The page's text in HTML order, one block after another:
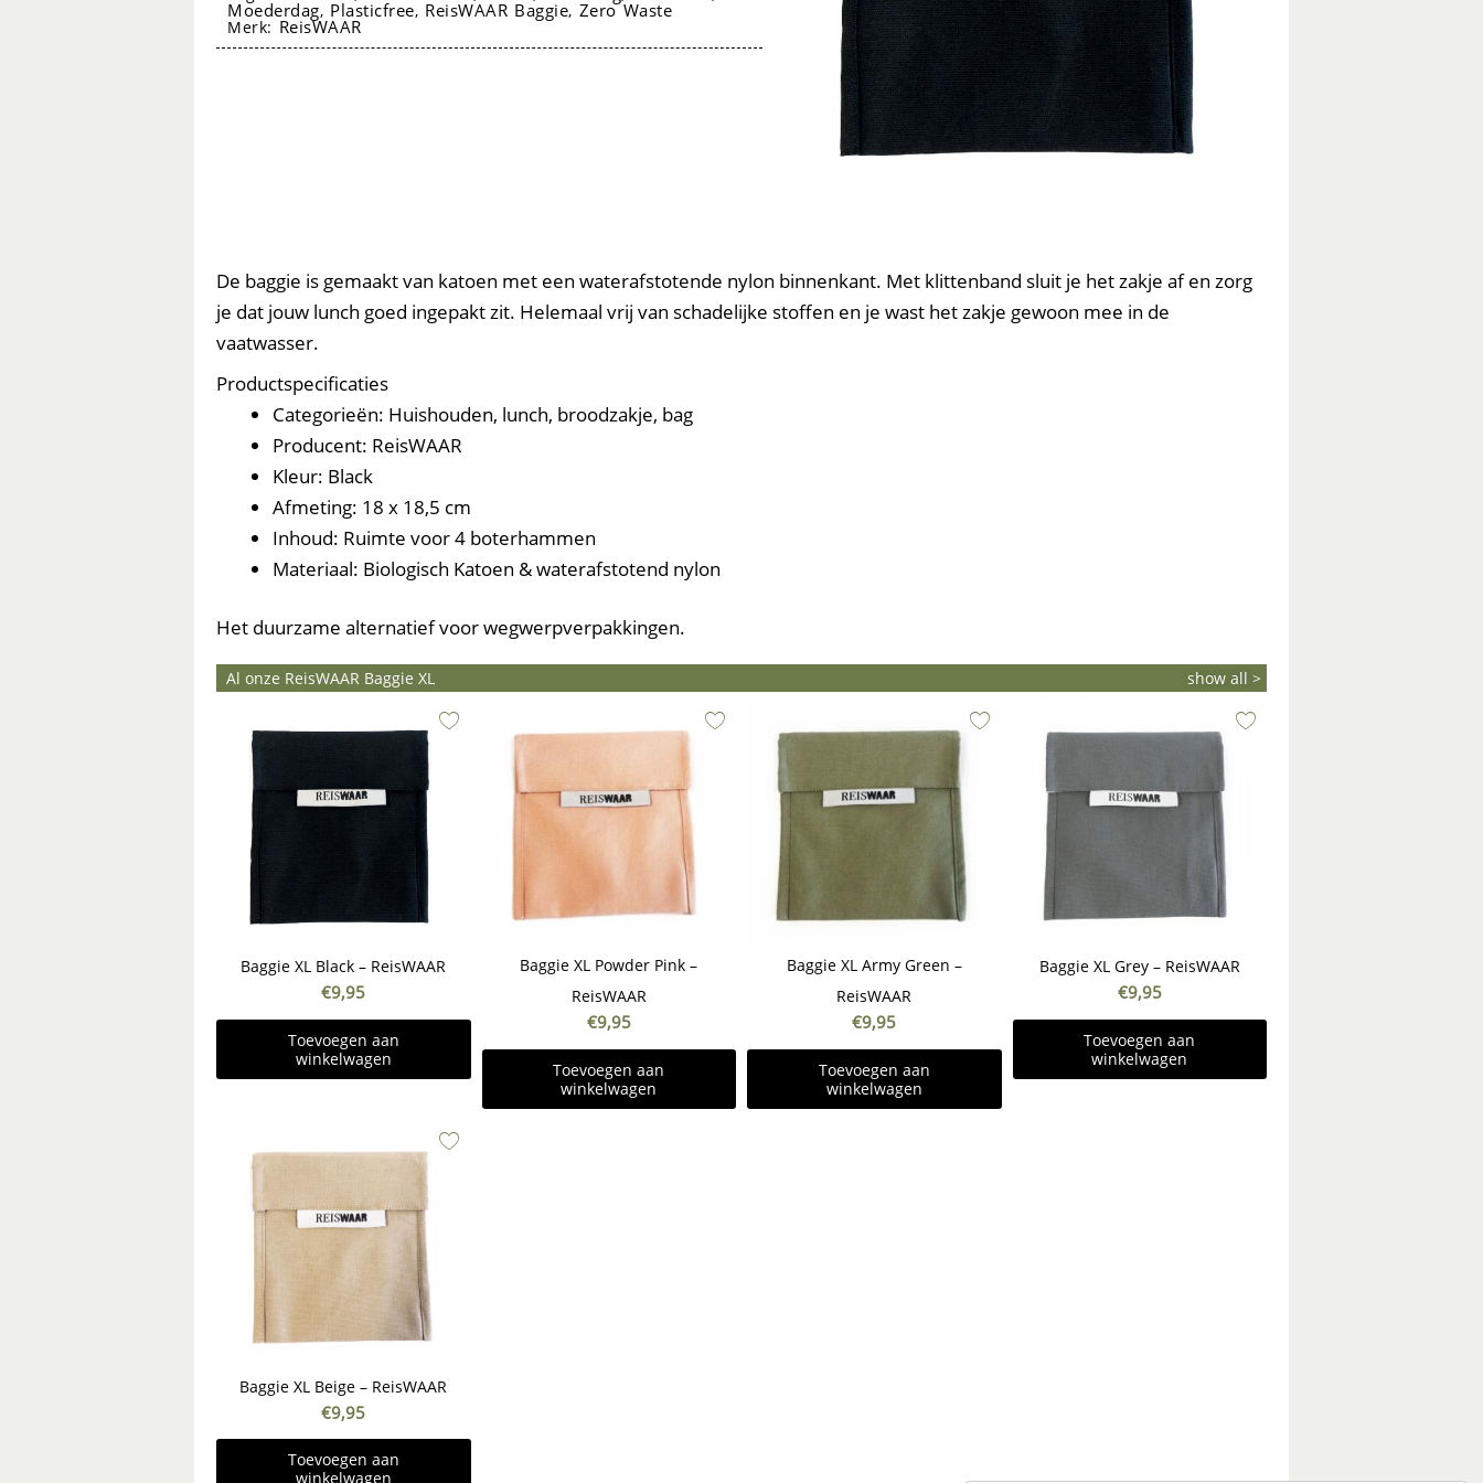
ReisWAAR
aantal
Moederdag, Plasticfree, ReisWAAR Baggie, Zero Waste
Merk: ReisWAAR
De baggie is gemaakt van katoen met een waterafstotende nylon binnenkant. Met klittenband sluit je het zakje af en zorg
je dat jouw lunch goed ingepakt zit. Helemaal vrij van schadelijke stoffen en je wast het zakje gewoon mee in de
vaatwasser.
Productspecificaties
Categorieën: Huishouden, lunch, broodzakje, bag
Producent: ReisWAAR
Kleur: Black
Afmeting: 18 x 18,5 cm
Inhoud: Ruimte voor 4 boterhammen
Materiaal: Biologisch Katoen & waterafstotend nylon
Het duurzame alternatief voor wegwerpverpakkingen.
Al onze ReisWAAR Baggie XL show all >
Baggie XL Black – ReisWAAR
€9,95
Toevoegen aan
winkelwagen
Baggie XL Powder Pink –
ReisWAAR
€9,95
Toevoegen aan
winkelwagen
Baggie XL Army Green –
ReisWAAR
€9,95
Toevoegen aan
winkelwagen
Baggie XL Grey – ReisWAAR
€9,95
Toevoegen aan
winkelwagen
Baggie XL Beige – ReisWAAR
€9,95
Toevoegen aan
winkelwagen